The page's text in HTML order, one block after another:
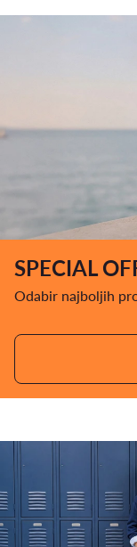
SPECIAL
Odabir najboljih